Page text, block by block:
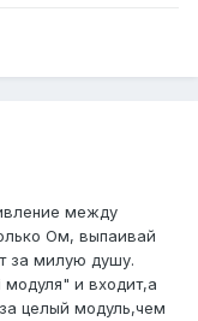
между
Ом, выпаивай
за милую душу.
модуля" и входит,а
целый модуль,чем